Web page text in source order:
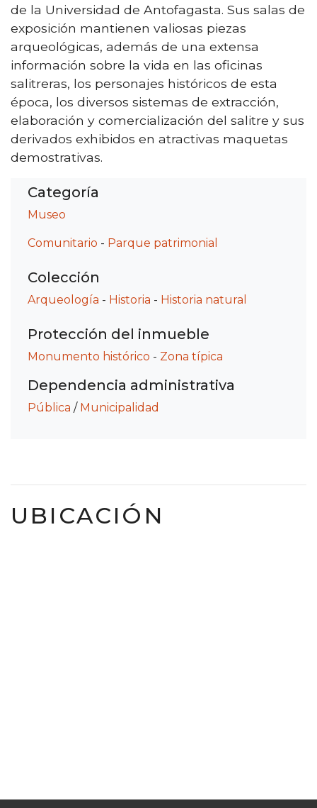
de la Universidad de Antofagasta. Sus salas de
exposición mantienen valiosas piezas
arqueológicas, además de una extensa
información sobre la vida en las oficinas
salitreras, los personajes históricos de esta
época, los diversos sistemas de extracción,
elaboración y comercialización del salitre y sus
derivados exhibidos en atractivas maquetas
demostrativas.
Categoría
Museo
Comunitario - Parque patrimonial
Colección
Arqueología - Historia - Historia natural
Protección del inmueble
Monumento histórico - Zona típica
Dependencia administrativa
Pública / Municipalidad
UBICACIÓN